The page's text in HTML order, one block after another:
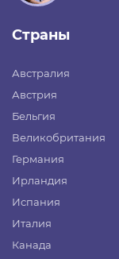
Страны
Австралия
Австрия
Бельгия
Великобритания
Германия
Ирландия
Испания
Италия
Канада